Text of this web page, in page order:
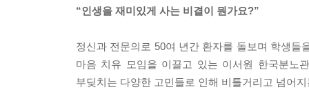
---「3대가 모여 살아도 괜찮을까요?」중에서
아이가 이유 없이 반항할 수 있죠. 뭘 물어도 모른
알아주고 품어줄 수 있는지 부모를 시험하고 있
렇게 행동하는 이유를 알아내려고 하지 말고 품어
“인생을 재미있게 사는 비결이 뭔가요?”
정신과 전문의로 50여 년간 환자를 돌보며 학생
마음 치유 모임을 이끌고 있는 이서원 한국분노
부딪치는 다양한 고민들로 인해 비틀거리고 넘어